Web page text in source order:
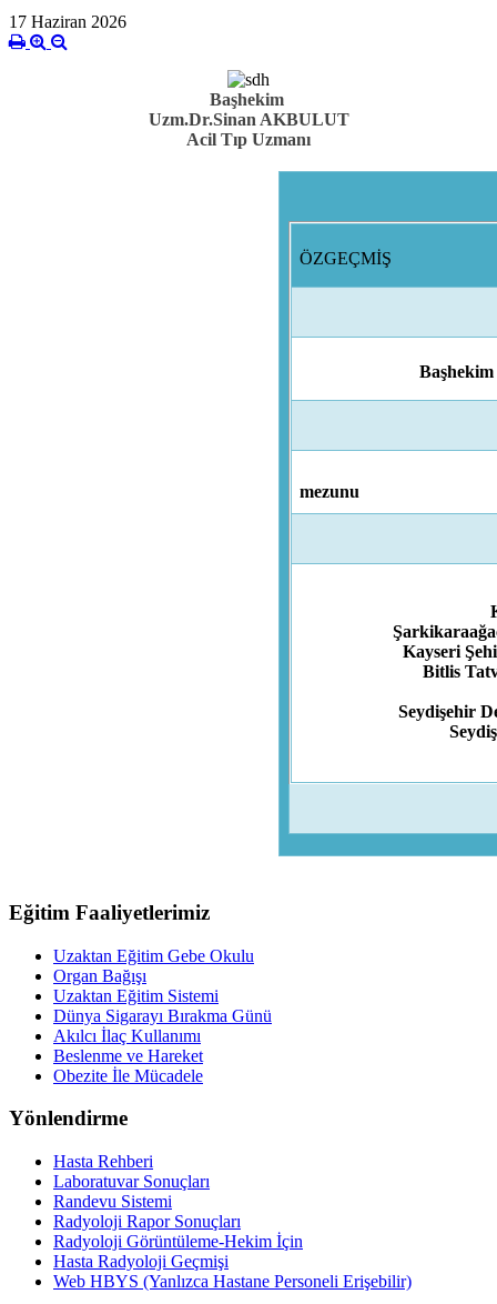
17 Haziran 2026
Başhekim
Uzm.Dr.Sinan AKBULUT
Acil Tıp Uzmanı
ÖZGEÇMİŞ
mezunu
Kayseri
Bitlis
Seydişehir
Eğitim Faaliyetlerimiz
Uzaktan Eğitim Gebe Okulu
Organ Bağışı
Uzaktan Eğitim Sistemi
Dünya Sigarayı Bırakma Günü
Akılcı İlaç Kullanımı
Beslenme ve Hareket
Obezite İle Mücadele
Yönlendirme
Hasta Rehberi
Laboratuvar Sonuçları
Randevu Sistemi
Radyoloji Rapor Sonuçları
Radyoloji Görüntüleme-Hekim İçin
Hasta Radyoloji Geçmişi
Web HBYS (Yanlızca Hastane Personeli Erişebilir)